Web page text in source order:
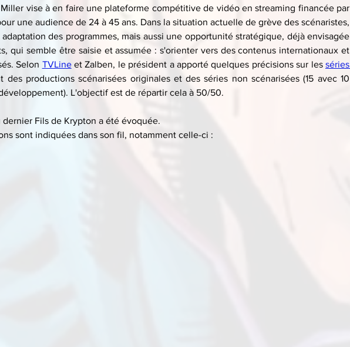
vise à en faire une plateforme compétitive de vidéo en streaming financée par
une audience de 24 à 45 ans. Dans la situation actuelle de grève des scénaristes,
des programmes, mais aussi une opportunité stratégique, déjà envisagée
qui semble être saisie et assumée : s'orienter vers des contenus internationaux et
Selon TVLine et Zalben, le président a apporté quelques précisions sur les séries
des productions scénarisées originales et des séries non scénarisées (15 avec 10
L'objectif est de répartir cela à 50/50.
dernier Fils de Krypton a été évoquée.
sont indiquées dans son fil, notamment celle-ci :